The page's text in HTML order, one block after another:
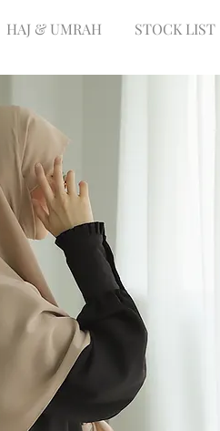
HAJ & UMRAH STOCK LIST